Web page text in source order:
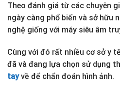
Theo đánh giá từ các chuyên
ngày càng phổ biến và sở hữu
nghệ giống với máy siêu âm
Cùng với đó rất nhiều cơ sở y
đã và đang lựa chọn sử dụng
tayvề để chẩn đoán hình ảnh.